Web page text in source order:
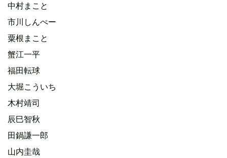
中村まこと
市川しんぺー
粟根まこと
蟹江一平
福田転球
大堀こういち
木村靖司
辰巳智秋
田鍋謙一郎
山内圭哉